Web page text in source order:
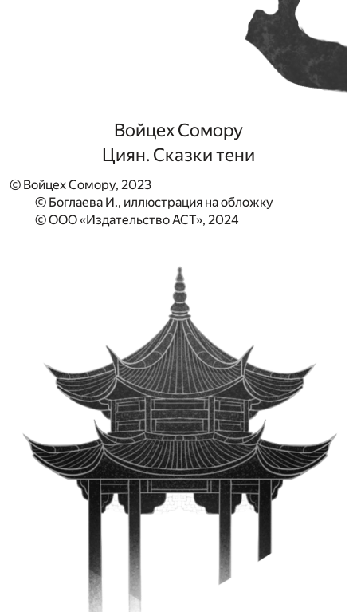
Войцех Сомору
Циян. Сказки тени
© Войцех Сомору, 2023
© Боглаева И., иллюстрация на обложку
© ООО «Издательство АСТ», 2024